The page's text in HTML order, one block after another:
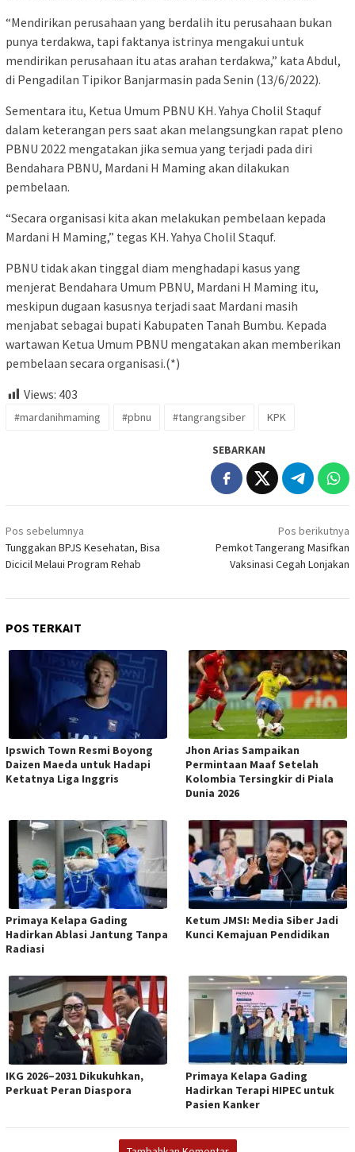
“Mendirikan perusahaan yang berdalih itu perusahaan bukan
punya terdakwa, tapi faktanya istrinya mengakui untuk
mendirikan perusahaan itu atas arahan terdakwa,” kata Abdul,
di Pengadilan Tipikor Banjarmasin pada Senin (13/6/2022).
Sementara itu, Ketua Umum PBNU KH. Yahya Cholil Staquf
dalam keterangan pers saat akan melangsungkan rapat pleno
PBNU 2022 mengatakan jika semua yang terjadi pada diri
Bendahara PBNU, Mardani H Maming akan dilakukan
pembelaan.
“Secara organisasi kita akan melakukan pembelaan kepada
Mardani H Maming,” tegas KH. Yahya Cholil Staquf.
PBNU tidak akan tinggal diam menghadapi kasus yang
menjerat Bendahara Umum PBNU, Mardani H Maming itu,
meskipun dugaan kasusnya terjadi saat Mardani masih
menjabat sebagai bupati Kabupaten Tanah Bumbu. Kepada
wartawan Ketua Umum PBNU mengatakan akan memberikan
pembelaan secara organisasi.(*)
Views: 403
#mardanihmaming #pbnu #tangrangsiber KPK
SEBARKAN
Navigasi
pos
Pos sebelumnya
Tunggakan BPJS Kesehatan, Bisa
Dicicil Melaui Program Rehab
Pos berikutnya
Pemkot Tangerang Masifkan
Vaksinasi Cegah Lonjakan
POS TERKAIT
Ipswich Town Resmi Boyong
Daizen Maeda untuk Hadapi
Ketatnya Liga Inggris
Jhon Arias Sampaikan
Permintaan Maaf Setelah
Kolombia Tersingkir di Piala
Dunia 2026
Primaya Kelapa Gading
Hadirkan Ablasi Jantung Tanpa
Radiasi
Ketum JMSI: Media Siber Jadi
Kunci Kemajuan Pendidikan
IKG 2026–2031 Dikukuhkan,
Perkuat Peran Diaspora
Primaya Kelapa Gading
Hadirkan Terapi HIPEC untuk
Pasien Kanker